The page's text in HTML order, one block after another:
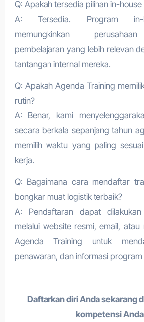
Q: Apakah tersedia pilihan in-house
A: Tersedia. Program in-
memungkinkan
pembelajaran yang lebih relevan
tantangan internal mereka.
Q: Apakah Agenda Training
rutin?
A: Benar, kami
secara berkala sepanjang tahun
memilih waktu yang paling
kerja.
Q: Bagaimana cara mendaftar
bongkar muat logistik terbaik?
A: Pendaftaran dapat
melalui website resmi, email, atau
Agenda Training untuk
penawaran, dan informasi
Daftarkan diri Anda sekarang
kompetensi